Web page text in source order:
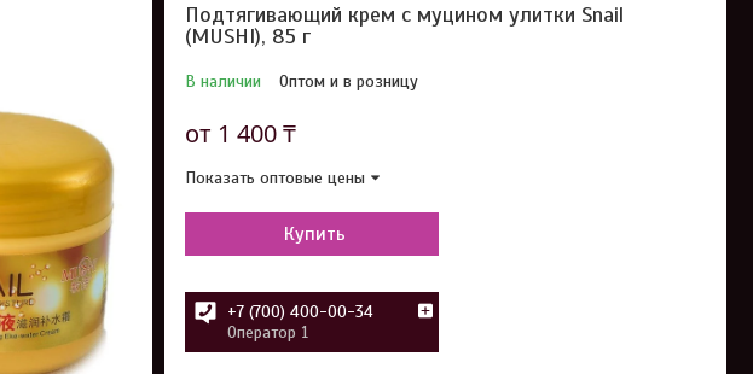
Подтягивающий крем с муцином улитки Snail
(MUSHI), 85 г
В наличии Оптом и в розницу
от 1 400 ₸
Показать оптовые цены
Купить
+7 (700) 400-00-34
Оператор 1